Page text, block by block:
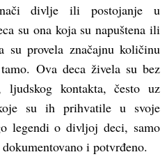
divlje ili postojanje u
su ona koja su napuštena ili
provela značajnu količinu
Ova deca živela su bez
ljudskog kontakta, često uz
su ih prihvatile u svoje
legendi o divljoj deci, samo
i potvrđeno.